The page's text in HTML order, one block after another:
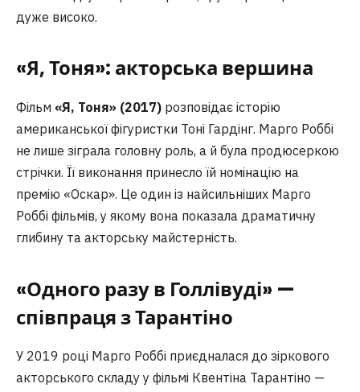
дуже високо.
«Я, Тоня»: акторська вершина
Фільм «Я, Тоня» (2017) розповідає історію
американської фігуристки Тоні Гардінг. Марго Роббі
не лише зіграла головну роль, а й була продюсеркою
стрічки. Її виконання принесло їй номінацію на
премію «Оскар». Це один із найсильніших Марго
Роббі фільмів, у якому вона показала драматичну
глибину та акторську майстерність.
«Одного разу в Голлівуді» —
співпраця з Тарантіно
У 2019 році Марго Роббі приєдналася до зіркового
акторського складу у фільмі Квентіна Тарантіно —